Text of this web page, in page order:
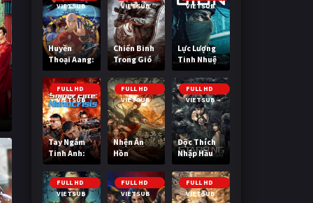
VIETSUB
Huyền
Thoại Aang:
Tiết Khí Sư
Cuối Cùng
VIETSUB
Chiến Binh
Trong Gió
VIETSUB
Lực Lượng
Tinh Nhuệ
FULL HD
VIETSUB
Tay Ngắm
Tinh Anh:
Nguy Cơ
Nano
FULL HD
VIETSUB
Nhện Ăn
Hồn
FULL HD
VIETSUB
Độc Thích
Nhập Hầu
FULL HD
VIETSUB
FULL HD
VIETSUB
FULL HD
VIETSUB